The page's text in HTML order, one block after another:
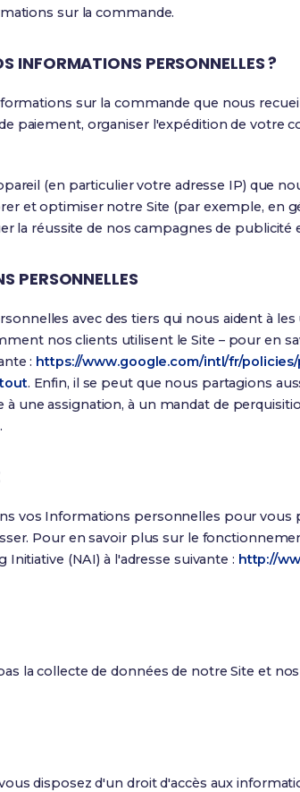
sur la commande.
INFORMATIONS PERSONNELLES ?
sur la commande que nous
paiement, organiser l'expédition de votre
(en particulier votre adresse IP) que
et optimiser notre Site (par exemple, en
la réussite de nos campagnes de publicité
PERSONNELLES
avec des tiers qui nous aident à
nos clients utilisent le Site – pour en
: https://www.google.com/intl/fr/
. Enfin, il se peut que nous partagions
une assignation, à un mandat de
vos Informations personnelles pour
Pour en savoir plus sur le
(NAI) à l'adresse suivante : http://
la collecte de données de notre Site et
disposez d'un droit d'accès aux